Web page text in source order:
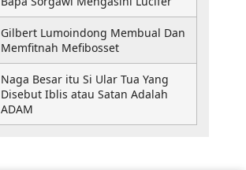
Gilbert Lumoindong Membual Dan
Memfitnah Mefibosset
Naga Besar itu Si Ular Tua Yang
Disebut Iblis atau Satan Adalah
ADAM